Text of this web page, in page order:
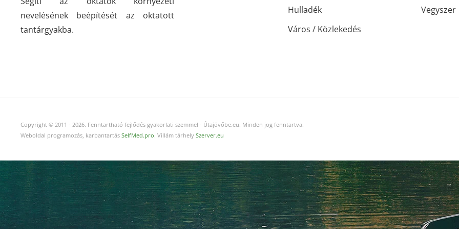
nevelésének beépítését az oktatott
tantárgyakba.
Hulladék
Város / Közlekedés
Vegyszer
Copyright © 2011 - 2026. Fenntartható fejlődés gyakorlati szemmel - Útajövőbe.eu. Minden jog fenntartva.
Weboldal programozás, karbantartás SelfMed.pro. Villám tárhely Szerver.eu